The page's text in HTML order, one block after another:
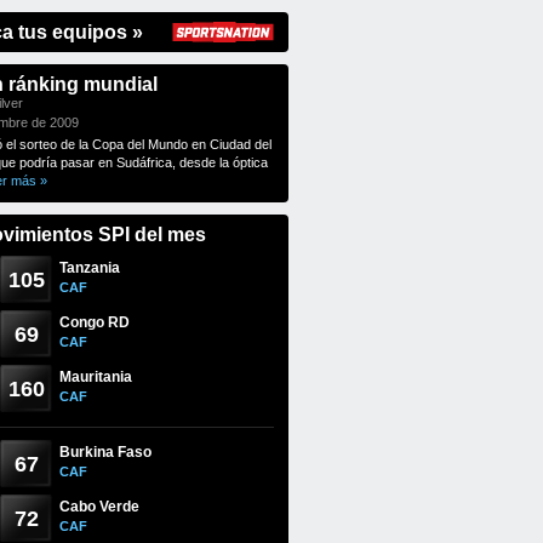
tus equipos »
ránking mundial
de 2009
el sorteo de la Copa del Mundo en Ciudad del
podría pasar en Sudáfrica, desde la óptica
más »
SPI del mes
105 Tanzania
CAF
69 Congo RD
CAF
160 Mauritania
CAF
67 Burkina Faso
CAF
72 Cabo Verde
CAF